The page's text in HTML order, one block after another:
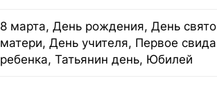
8 марта, День рождения, День
матери, День учителя, Первое
ребенка, Татьянин день, Юбилей